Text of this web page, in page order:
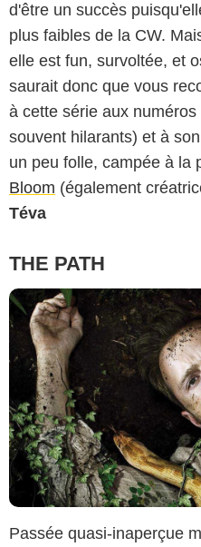
d'être un succès
plus faibles de la CW.
elle est fun, survoltée, et
saurait donc que vous
à cette série aux
souvent hilarants) et à
un peu folle, campée à la
Bloom (également
Téva
THE PATH
Passée quasi-inaperçue